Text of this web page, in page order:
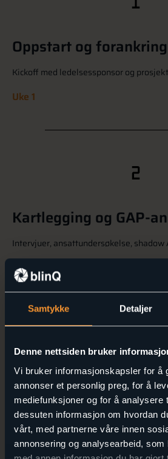
Samtykke Detaljer
Denne nettsiden bruker
Vi bruker informasjonskapsler for å
annonser et personlig preg, for å
mediefunksjoner og for å analysere
dessuten informasjon om hvordan
vårt, med partnerne våre innen
annonsering og analysearbeid,
Oppstart og forankring
Kickoff med ledelsessponsor og
Uke 1
Kartlegging og GAP-
Intervjuer, ansattundersøkelse, shadow
UKE 2–3
Risikovurdering og
Workshop der ledelsen definerer
UKE 3–4